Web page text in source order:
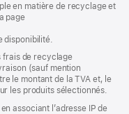
en matière de recyclage et
page
disponibilité.
frais de recyclage
(sauf mention
le montant de la TVA et, le
les produits sélectionnés.
associant l’adresse IP de